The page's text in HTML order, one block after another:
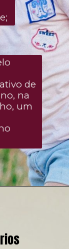
de
na
um